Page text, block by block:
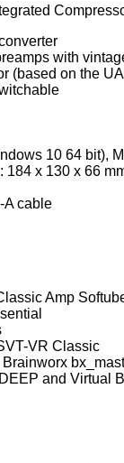
with
(based on the
10 64 bit),
x 130 x 66
cable
Amp
VR Classic
and Virtual